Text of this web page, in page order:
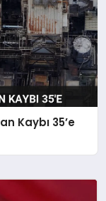
Kaybı 35’e